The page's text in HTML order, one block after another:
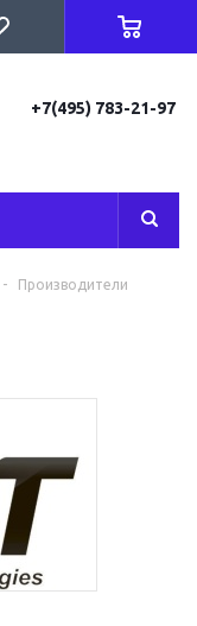
+7(495) 783-21-97
- Производители